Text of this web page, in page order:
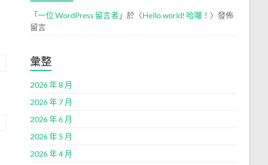
「一位 WordPress 留言者 」於〈Hello world! 哈囉！ 〉發佈
留言
彙整
2026 年 8 月
2026 年 7 月
2026 年 6 月
2026 年 5 月
2026 年 4 月